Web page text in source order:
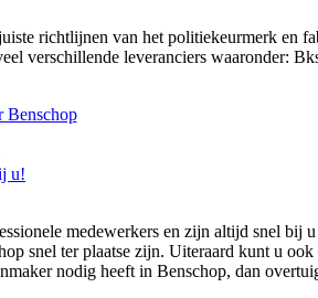
richtlijnen van het politiekeurmerk en
verschillende leveranciers waaronder:
Benschop
u!
medewerkers en zijn altijd snel bij
snel ter plaatse zijn. Uiteraard kunt u
nodig heeft in Benschop, dan